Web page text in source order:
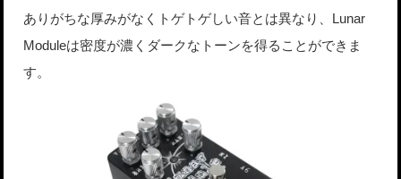
ありがちな厚みがなくトゲトゲしい音とは異なり、Lunar
Moduleは密度が濃くダークなトーンを得ることができま
す。